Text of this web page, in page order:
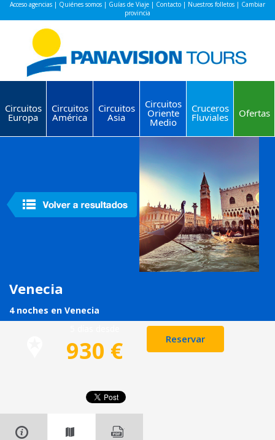
Acceso agencias | Quiénes somos | Guías de Viaje | Contacto | Nuestros folletos | Cambiar
provincia
Circuitos
Europa
Circuitos
América
Circuitos
Asia
Circuitos
Oriente
Medio
Cruceros
Fluviales Ofertas
Venecia
4 noches en Venecia
930 € Reservar